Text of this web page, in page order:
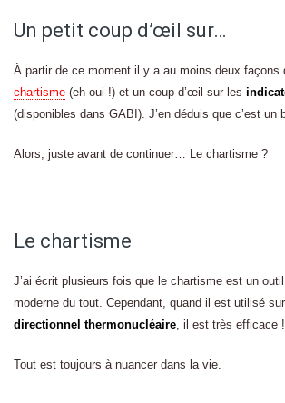
Un petit coup d’œil sur…
À partir de ce moment il y a au moins deux façons
chartisme (eh oui !) et un coup d’œil sur les
(disponibles dans GABI). J’en déduis que c’est un
Alors, juste avant de continuer… Le chartisme ?
Le chartisme
J’ai écrit plusieurs fois que le chartisme est un
moderne du tout. Cependant, quand il est utilisé sur
directionnel thermonucléaire, il est très efficace !
Tout est toujours à nuancer dans la vie.